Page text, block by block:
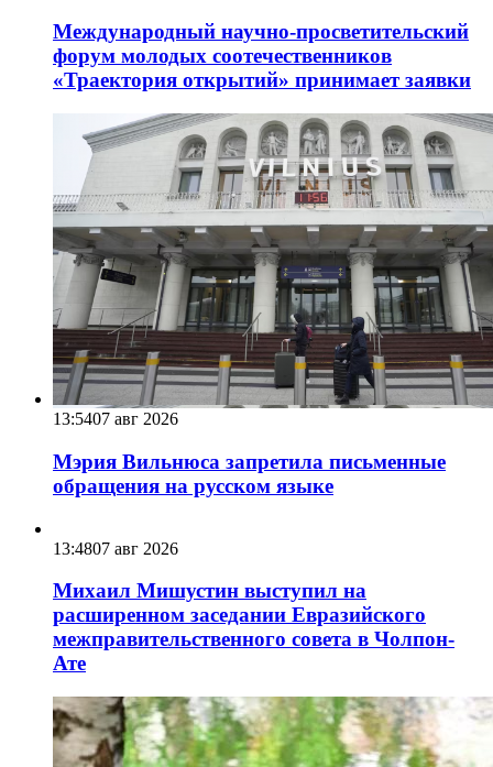
Международный научно-просветительский
форум молодых соотечественников
«Траектория открытий» принимает заявки
13:5407 авг 2026
Мэрия Вильнюса запретила письменные
обращения на русском языке
13:4807 авг 2026
Михаил Мишустин выступил на
расширенном заседании Евразийского
межправительственного совета в Чолпон-
Ате